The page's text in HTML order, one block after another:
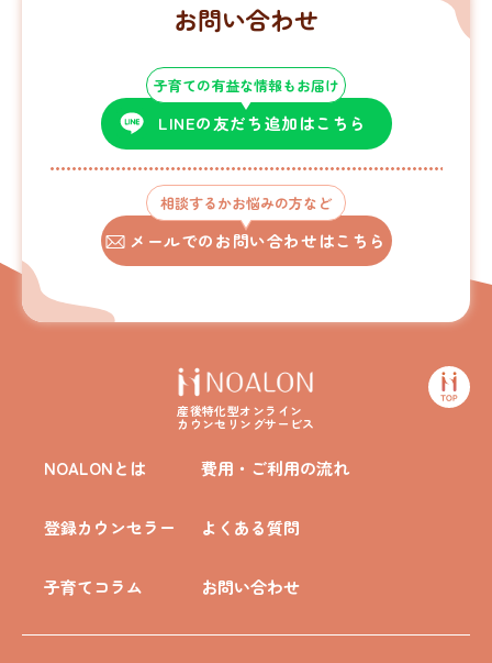
お問い合わせ
子育ての有益な情報もお届け
LINEの友だち追加はこちら
相談するかお悩みの方など
メールでのお問い合わせはこちら
産後特化型オンライン
カウンセリングサービス
NOALONとは 費用・ご利用の流れ
登録カウンセラー よくある質問
子育てコラム お問い合わせ